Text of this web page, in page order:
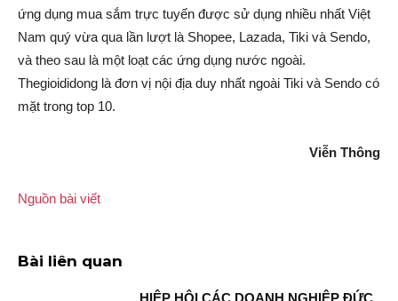
ứng dụng mua sắm trực tuyến được sử dụng nhiều nhất Việt
Nam quý vừa qua lần lượt là Shopee, Lazada, Tiki và Sendo,
và theo sau là một loạt các ứng dụng nước ngoài.
Thegioididong là đơn vị nội địa duy nhất ngoài Tiki và Sendo có
mặt trong top 10.
Viễn Thông
Nguồn bài viết
Bài liên quan